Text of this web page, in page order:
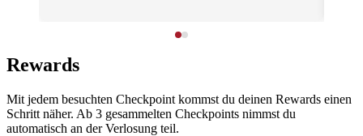
Rewards
Mit jedem besuchten Checkpoint kommst du deinen Rewards einen
Schritt näher. Ab 3 gesammelten Checkpoints nimmst du
automatisch an der Verlosung teil.